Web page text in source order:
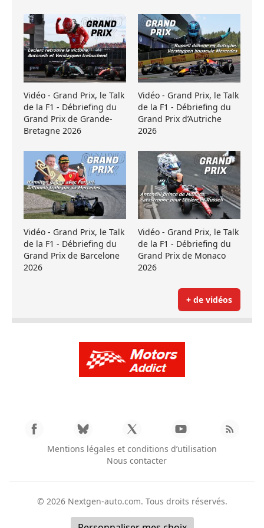
Vidéo - Grand Prix, le Talk
de la F1 - Débriefing du
Grand Prix de Grande-
Bretagne 2026
Vidéo - Grand Prix, le Talk
de la F1 - Débriefing du
Grand Prix d’Autriche
2026
Vidéo - Grand Prix, le Talk
de la F1 - Débriefing du
Grand Prix de Barcelone
2026
Vidéo - Grand Prix, le Talk
de la F1 - Débriefing du
Grand Prix de Monaco
2026
+ de vidéos
Mentions légales et conditions d’utilisation
Nous contacter
© 2026 Nextgen-auto.com. Tous droits réservés.